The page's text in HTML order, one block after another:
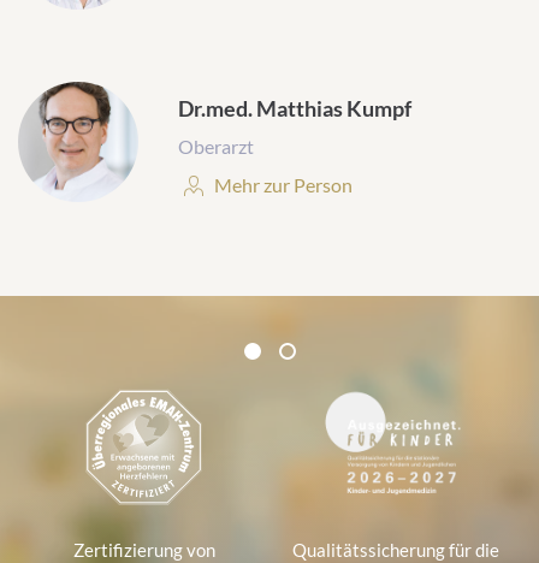
Dr.med. Matthias Kumpf
Oberarzt
Personenprofil:
Mehr zur Person
Zertifikate und Verbände
1 2
Zertifizierung von
Qualitätssicherung für die